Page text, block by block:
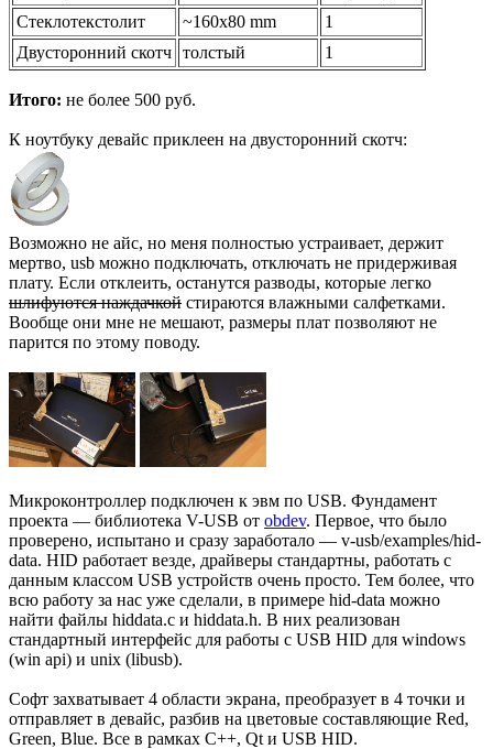
Стеклотекстолит
~160x80 mm
1
Двусторонний скотч толстый 1
Итого: не более 500 руб.
К ноутбуку девайс приклеен на двусторонний скотч:
Возможно не айс, но меня полностью устраивает, держит
мертво, usb можно подключать, отключать не придерживая
плату. Если отклеить, останутся разводы, которые легко
шлифуются наждачкой стираются влажными салфетками.
Вообще они мне не мешают, размеры плат позволяют не
парится по этому поводу.
Микроконтроллер подключен к эвм по USB. Фундамент
проекта — библиотека V-USB от obdev. Первое, что было
проверено, испытано и сразу заработало — v-usb/examples/hid-
data. HID работает везде, драйверы стандартны, работать с
данным классом USB устройств очень просто. Тем более, что
всю работу за нас уже сделали, в примере hid-data можно
найти файлы hiddata.c и hiddata.h. В них реализован
стандартный интерфейс для работы с USB HID для windows
(win api) и unix (libusb).
Софт захватывает 4 области экрана, преобразует в 4 точки и
отправляет в девайс, разбив на цветовые составляющие Red,
Green, Blue. Все в рамках С++, Qt и USB HID.